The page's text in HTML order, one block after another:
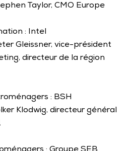
Taylor, CMO Europe
: Intel
Gleissner, vice-président
directeur de la région
: BSH
Klodwig, directeur général